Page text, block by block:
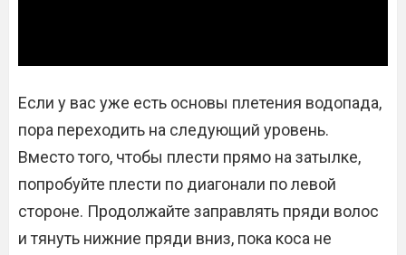
Если у вас уже есть основы плетения водопада,
пора переходить на следующий уровень.
Вместо того, чтобы плести прямо на затылке,
попробуйте плести по диагонали по левой
стороне. Продолжайте заправлять пряди волос
и тянуть нижние пряди вниз, пока коса не